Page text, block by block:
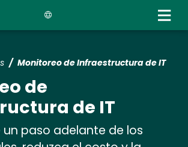
Monitoreo de Infraestructura de IT
de
de IT
paso adelante de los